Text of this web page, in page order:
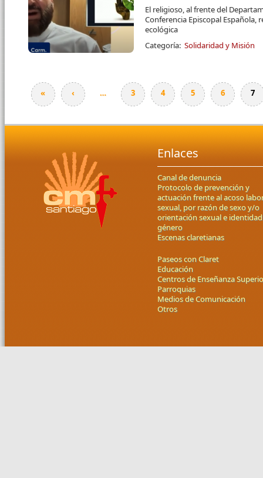
El religioso, al frente del
Conferencia Episcopal
ecológica
Categoría: Solidaridad y Misión
Páginas
« ‹ … 3 4 5 6 7
Enlaces
Canal de denuncia
Protocolo de prevención y
actuación frente al acoso
sexual, por razón de sexo y/o
orientación sexual e
género
Escenas claretianas
Paseos con Claret
Educación
Centros de Enseñanza
Parroquias
Medios de Comunicación
Otros